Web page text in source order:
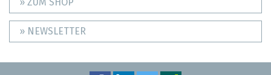
» ZUM SHOP
» NEWSLETTER